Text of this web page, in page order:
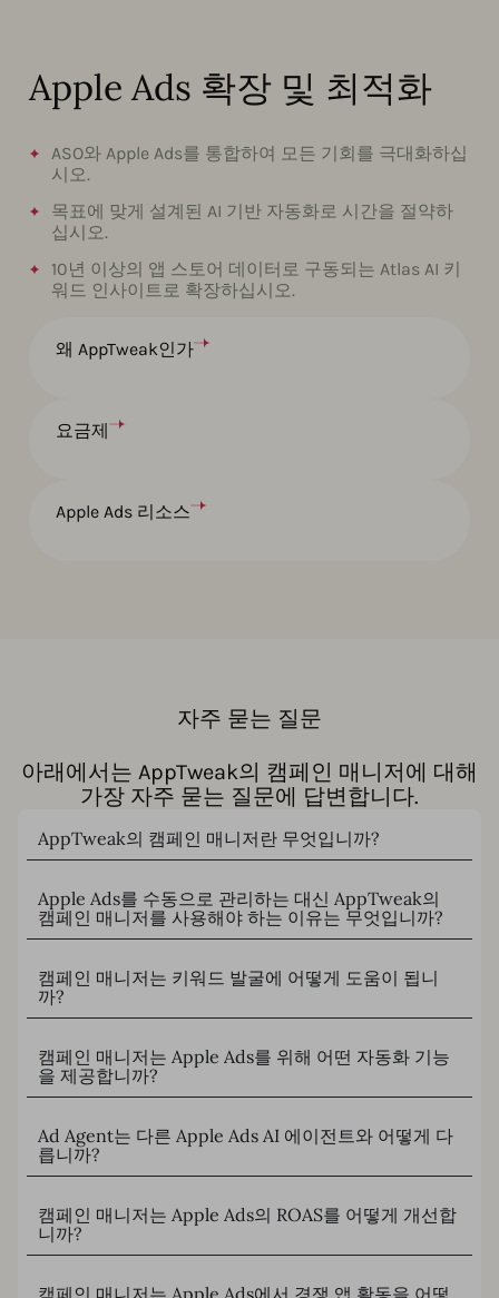
왜 AppTweak인가
요금제
Apple Ads 리소스
Apple Ads 확장 및 최적화
ASO와 Apple Ads를 통합하여 모든 기회를 극대화하십
시오.
목표에 맞게 설계된 AI 기반 자동화로 시간을 절약하
십시오.
10년 이상의 앱 스토어 데이터로 구동되는 Atlas AI 키
워드 인사이트로 확장하십시오.
자주 묻는 질문
아래에서는 AppTweak의 캠페인 매니저에 대해
가장 자주 묻는 질문에 답변합니다.
AppTweak의 캠페인 매니저란 무엇입니까?
Apple Ads를 수동으로 관리하는 대신 AppTweak의
캠페인 매니저를 사용해야 하는 이유는 무엇입니까?
캠페인 매니저는 키워드 발굴에 어떻게 도움이 됩니
까?
캠페인 매니저는 Apple Ads를 위해 어떤 자동화 기능
을 제공합니까?
Ad Agent는 다른 Apple Ads AI 에이전트와 어떻게 다
릅니까?
캠페인 매니저는 Apple Ads의 ROAS를 어떻게 개선합
니까?
캠페인 매니저는 Apple Ads에서 경쟁 앱 활동을 어떻